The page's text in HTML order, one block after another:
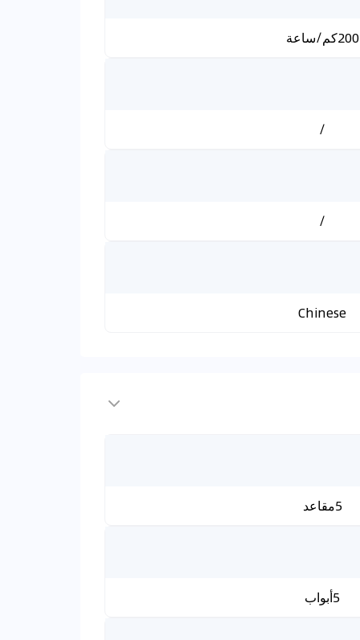
200كم/ساعة
/
/
Chinese
5مقاعد
5أبواب